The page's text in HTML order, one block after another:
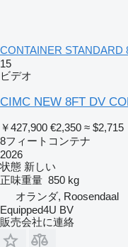
CONTAINER STANDARD
15
ビデオ
CIMC NEW 8FT DV
￥427,900 €2,350 ≈ $2,715
8フィートコンテナ
2026
状態 新しい
正味重量 850 kg
オランダ, Roosendaal
Equipped4U BV
販売会社に連絡